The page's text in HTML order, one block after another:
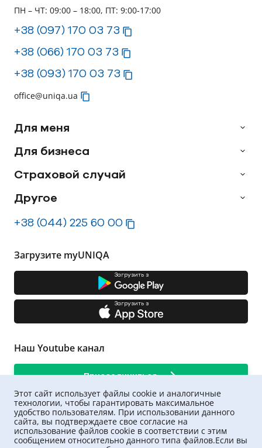
ПН – ЧТ: 09:00 – 18:00, ПТ: 9:00-17:00
+38 (097) 170 03 73
+38 (066) 170 03 73
+38 (093) 170 03 73
office@uniqa.ua
Для меня
Для бизнеса
Страховой случай
Другое
+38 (044) 225 60 00
Загрузите myUNIQA
Загрузить з
Загрузить з
Наш Youtube канал
Присоединиться
Этот сайт использует файлы cookie и аналогичные
технологии, чтобы гарантировать максимальное
удобство пользователям. При использовании данного
сайта, вы подтверждаете свое согласие на
использование файлов cookie в соответствии с этим
сообщением относительно данного типа файлов.Если вы